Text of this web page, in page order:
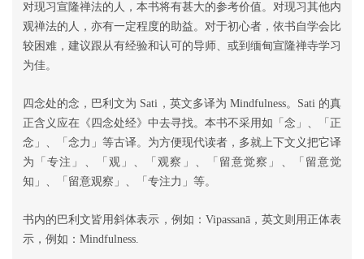
对现习宣隆禅法的人，本书将有甚大的参考价值。对现习其他内
观禅法的人，亦有一定程度的助益。对于初心者，依书自学会比
较困难，建议跟从有经验和认可的导师、或到缅甸宣隆禅寺学习
为佳。
四念处的念，巴利文为 Sati，英文多译为 Mindfulness。Sati 的真
正含义应在《四念处经》中去寻找。本书不采用如「念」、「正
念」、「念力」等古译。为方便现代读者，多就上下文义把它译
为「专注」、「观」、「观察」、「留意觉察」、「留意觉
知」、「留意观察」、「专注力」等。
书内的巴利文皆用斜体表示，例如：Vipassanā，英文则用正体表
示，例如：Mindfulness.